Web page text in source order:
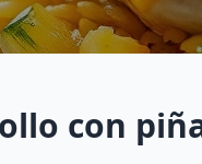
con